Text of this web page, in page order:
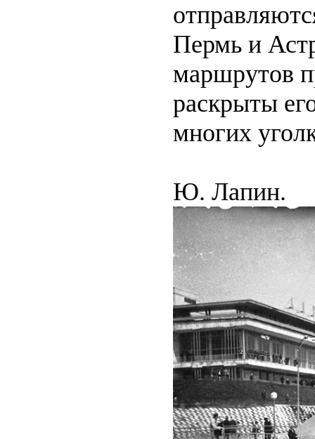
Пермь и
маршрутов
раскрыты
многих
Ю. Лапин.